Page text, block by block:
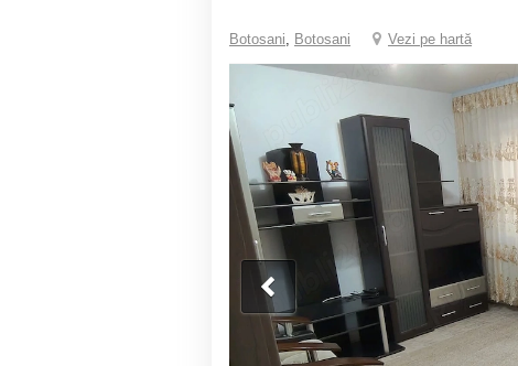
Botosani
Botosani Vezi pe hartă